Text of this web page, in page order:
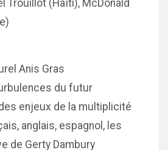
Trouillot (Haïti), McDonald
Anis Gras
du futur
enjeux de la multiplicité
anglais, espagnol, les
de Gerty Dambury